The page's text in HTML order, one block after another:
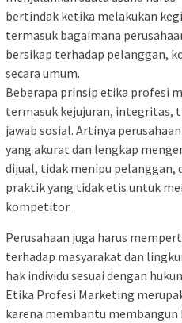
bertindak ketika melakukan
termasuk bagaimana
bersikap terhadap pelanggan,
secara umum.
Beberapa prinsip etika profesi
termasuk kejujuran, integritas,
jawab sosial. Artinya
yang akurat dan lengkap
dijual, tidak menipu pelanggan,
praktik yang tidak etis untuk
kompetitor.
Perusahaan juga harus
terhadap masyarakat dan
hak individu sesuai dengan
Etika Profesi Marketing
karena membantu membangun